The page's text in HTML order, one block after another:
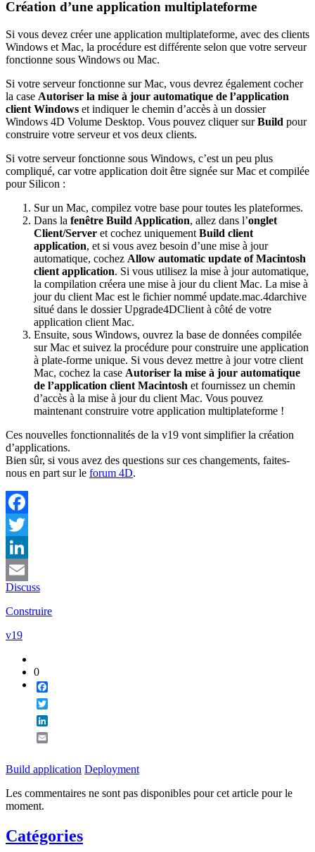
Création d’une application multiplateforme
Si vous devez créer une application multiplateforme, avec des clients
Windows et Mac, la procédure est différente selon que votre serveur
fonctionne sous Windows ou Mac.
Si votre serveur fonctionne sur Mac, vous devrez également cocher
la case Autoriser la mise à jour automatique de l’application
client Windows et indiquer le chemin d’accès à un dossier
Windows 4D Volume Desktop. Vous pouvez cliquer surBuild pour
construire votre serveur et vos deux clients.
Si votre serveur fonctionne sous Windows, c’est un peu plus
compliqué, car votre application doit être signée sur Mac et compilée
pour Silicon :
Sur un Mac, compilez votre base pour toutes les plateformes.
Dans la fenêtre Build Application, allez dans l’onglet
Client/Server et cochez uniquement Build client
application, et si vous avez besoin d’une mise à jour
automatique, cochez Allow automatic update of Macintosh
client application. Si vous utilisez la mise à jour automatique,
la compilation créera une mise à jour du client Mac. La mise à
jour du client Mac est le fichier nommé update.mac.4darchive
situé dans le dossier Upgrade4DClient à côté de votre
application client Mac.
Ensuite, sous Windows, ouvrez la base de données compilée
sur Mac et suivez la procédure pour construire une application
à plate-forme unique. Si vous devez mettre à jour votre client
Mac, cochez la case Autoriser la mise à jour automatique
de l’application client Macintosh et fournissez un chemin
d’accès à la mise à jour du client Mac. Vous pouvez
maintenant construire votre application multiplateforme !
Ces nouvelles fonctionnalités de la v19 vont simplifier la création
d’applications.
Bien sûr, si vous avez des questions sur ces changements, faites-
nous en part sur le forum 4D.
Facebook
Twitter
LinkedIn
Email
Discuss
Construire
v19
0
Build application Deployment
Les commentaires ne sont pas disponibles pour cet article pour le
moment.
Catégories